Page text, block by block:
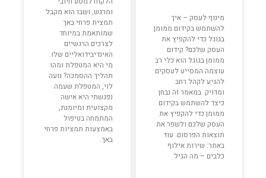
מינוף לעסק – איך
להשתמש בקידום ממומן
בגוגל כדי להקפיץ את
העסק שלכם? קידום
ממומן בגוגל הוא כלי רב
עוצמה המסייע לעסקים
להגיע לקהל רחב
ומדויק. במאמר זה נבחן
כיצד להשתמש בקידום
ממומן כדי להקפיץ את
העסק שלכם ולשפר את
תוצאות הפרסום. עוד
באתר: שירות אילוף
כלבים – מה הגיל
ומרגש, ושבו הוא מקבל
תמצית פרחי באך
שמותאמת במיוחד
לצרכים הרגשיים
האינדיבידואליים שלו.
מי היא המטפלת ומהו
תהליך ההסמכה? נועה
לוי, המטפלת שעמה
נפגשתי היא אישה
מקצועית ומיומנת,
המתמחה בטיפול
באמצעות תמציות פרחי
באך.